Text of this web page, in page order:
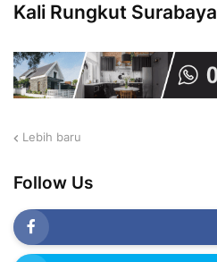
Kali Rungkut Surabaya
Lebih baru
Follow Us